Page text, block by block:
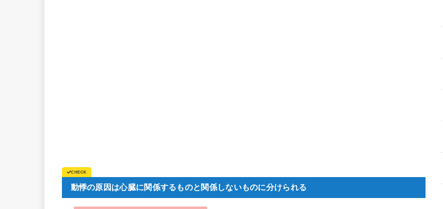
動悸の原因は心臓に関係するものと関係しないものに分けられる